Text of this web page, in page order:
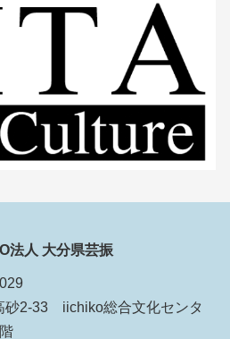
法人 大分県芸振
砂2-33 iichiko総合文化センタ